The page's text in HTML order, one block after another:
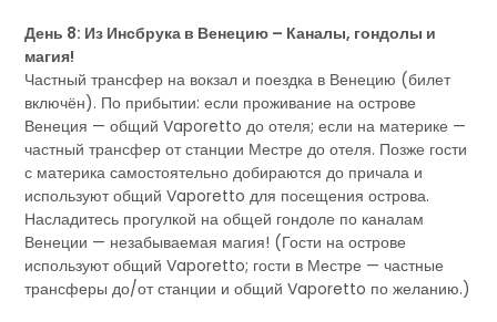
День 8: Из Инсбрука в Венецию – Каналы, гондолы и
магия!
Частный трансфер на вокзал и поездка в Венецию (билет
включён). По прибытии: если проживание на острове
Венеция — общий Vaporetto до отеля; если на материке —
частный трансфер от станции Местре до отеля. Позже гости
с материка самостоятельно добираются до причала и
используют общий Vaporetto для посещения острова.
Насладитесь прогулкой на общей гондоле по каналам
Венеции — незабываемая магия! (Гости на острове
используют общий Vaporetto; гости в Местре — частные
трансферы до/от станции и общий Vaporetto по желанию.)